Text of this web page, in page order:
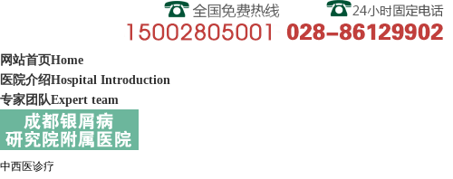
网站首页Home
医院介绍Hospital Introduction
专家团队Expert team
中西医诊疗